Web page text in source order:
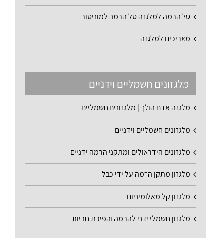
סל הרמה למלגזה סל הרמה למוניטור
מאריכים למלגזה
מלגזונים חשמליים וידניים
מלגזה אדם הולך | מלגזונים חשמליים
מלגזונים חשמליים וידניים
מלגזונים הידראולים ומתקני הרמה ידניים
מלגזון מתקן הרמה על ידי כבל
מלגזון קל מאלומיניום
מלגזון חשמלי ידני להרמה והפיכת חביות